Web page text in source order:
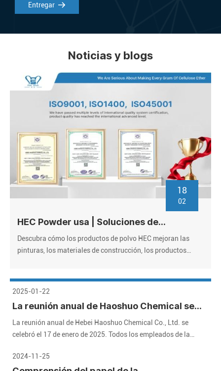
Entregar
Noticias y blogs
18
02
HEC Powder usa | Soluciones de
hidroxietil con celulosa de grado
industrial
Descubra cómo los productos de polvo HEC mejoran las
pinturas, los materiales de construcción, los productos
2025-01-22
La reunión anual de Haoshuo Chemical se
celebró con éxito, y esperamos el futuro
juntos
La reunión anual de Hebei Haoshuo Chemical Co., Ltd. se
celebró el 17 de enero de 2025. Todos los empleados de la
pasado y esperaban un futuro prometedor.
2024-11-25